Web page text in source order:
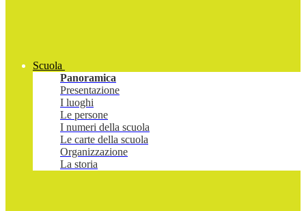
Scuola
Panoramica
Presentazione
I luoghi
Le persone
I numeri della scuola
Le carte della scuola
Organizzazione
La storia